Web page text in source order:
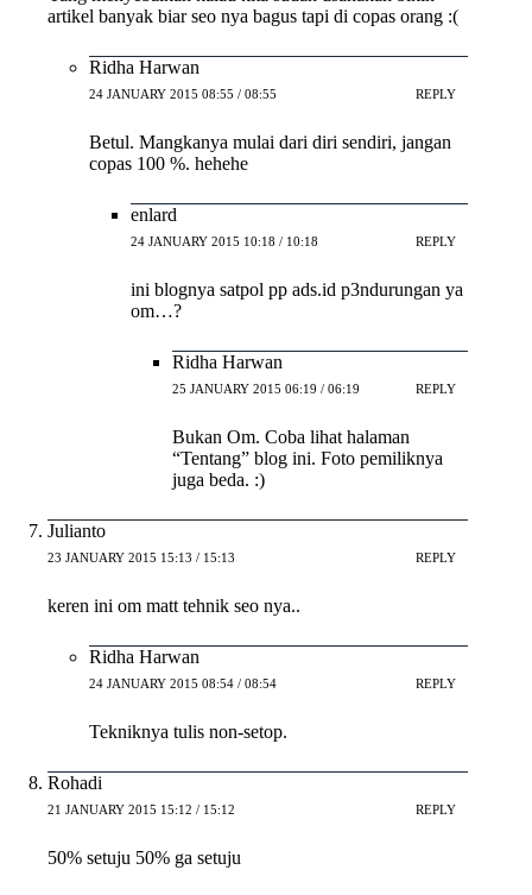
artikel banyak biar seo nya bagus tapi di copas orang :(
Ridha Harwan
24 JANUARY 2015 08:55 / 08:55 REPLY
Betul. Mangkanya mulai dari diri sendiri, jangan
copas 100 %. hehehe
enlard
24 JANUARY 2015 10:18 / 10:18 REPLY
ini blognya satpol pp ads.id p3ndurungan ya
om…?
Ridha Harwan
25 JANUARY 2015 06:19 / 06:19 REPLY
Bukan Om. Coba lihat halaman
“Tentang” blog ini. Foto pemiliknya
juga beda. :)
Julianto
23 JANUARY 2015 15:13 / 15:13 REPLY
keren ini om matt tehnik seo nya..
Ridha Harwan
24 JANUARY 2015 08:54 / 08:54 REPLY
Tekniknya tulis non-setop.
Rohadi
21 JANUARY 2015 15:12 / 15:12 REPLY
50% setuju 50% ga setuju